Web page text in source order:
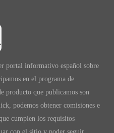
portal informativo español sobre
en el programa de
producto que publicamos son
podemos obtener comisiones e
cumplen los requisitos